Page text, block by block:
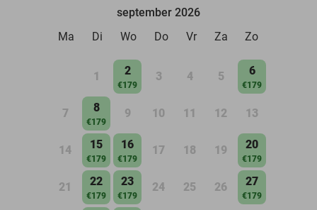
september 2026
Ma
Di Wo Do Vr Za Zo
1 2
€179
3 4 5 6
€179
7 8
€179
9 10 11 12 13
14 15
€179
16
€179
17 18 19 20
€179
21 22
€179
23
€179
24 25 26 27
€179